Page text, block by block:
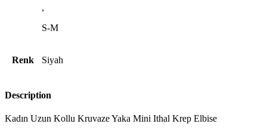
,
S-M
Renk Siyah
Description
Kadın Uzun Kollu Kruvaze Yaka Mini Ithal Krep Elbise